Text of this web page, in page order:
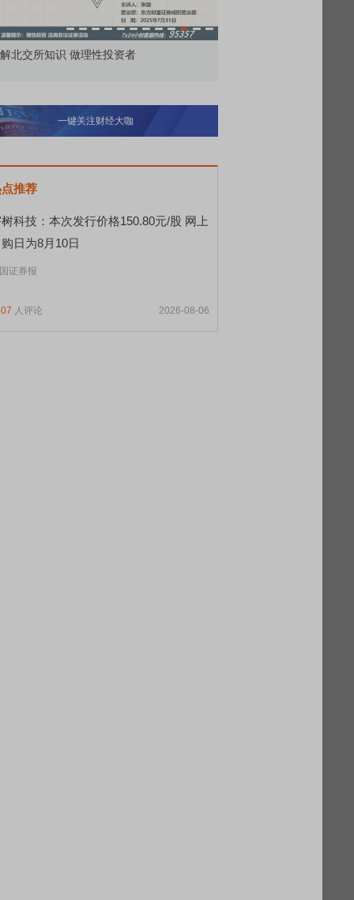
委托那么多种，究竟怎么用？
一键关注财经大咖
推荐
科技：本次发行价格150.80元/股 网上
日为8月10日
证券报
人评论 2026-08-06